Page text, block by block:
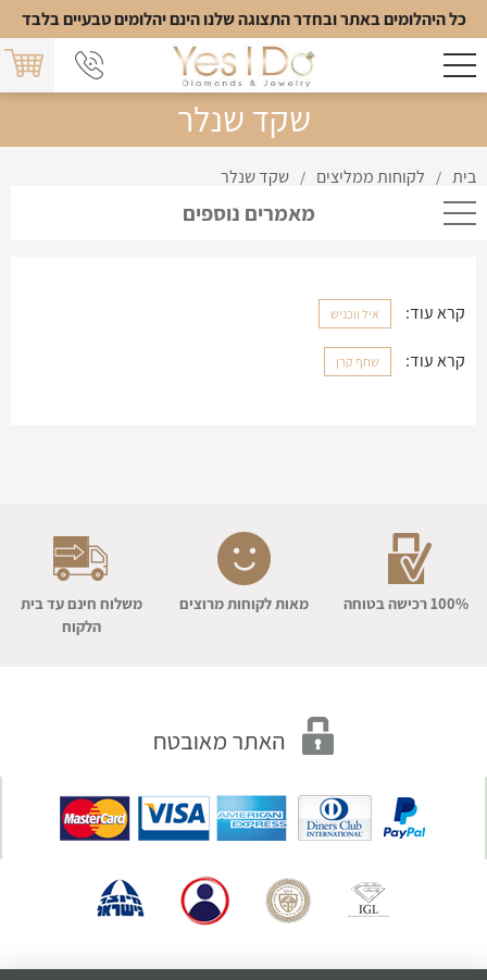
כל היהלומים באתר ובחדר התצוגה שלנו הינם יהלומים טבעיים בלבד
שקד שנלר
בית / לקוחות ממליצים / שקד שנלר
מאמרים נוספים
קרא עוד: איל ווכניש
קרא עוד: שחף קרן
100% רכישה בטוחה מאות לקוחות מרוצים
משלוח חינם עד בית
הלקוח